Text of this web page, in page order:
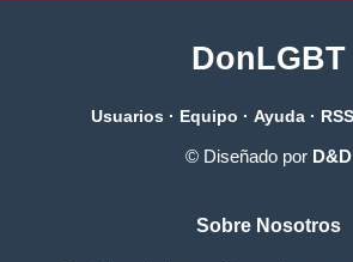
DonLGBT
Usuarios · Equipo · Ayuda · RSS
© Diseñado por D&D
Sobre Nosotros